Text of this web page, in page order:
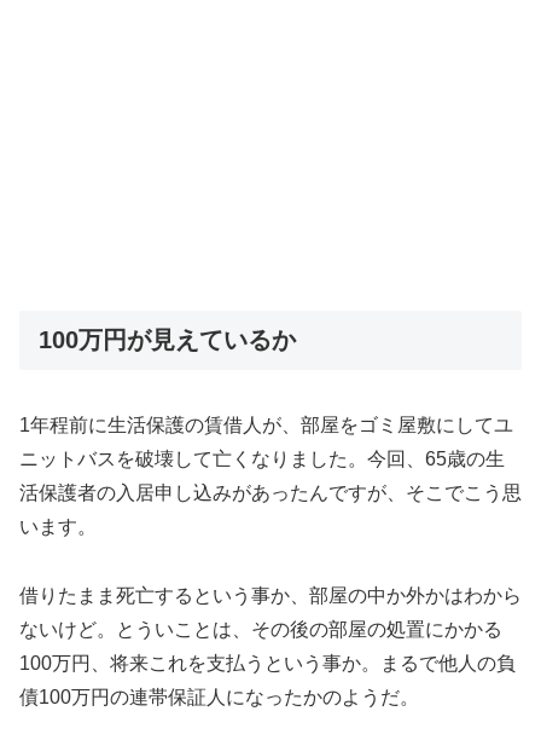
100万円が見えているか
1年程前に生活保護の賃借人が、部屋をゴミ屋敷にしてユ
ニットバスを破壊して亡くなりました。今回、65歳の生
活保護者の入居申し込みがあったんですが、そこでこう思
います。
借りたまま死亡するという事か、部屋の中か外かはわから
ないけど。とういことは、その後の部屋の処置にかかる
100万円、将来これを支払うという事か。まるで他人の負
債100万円の連帯保証人になったかのようだ。